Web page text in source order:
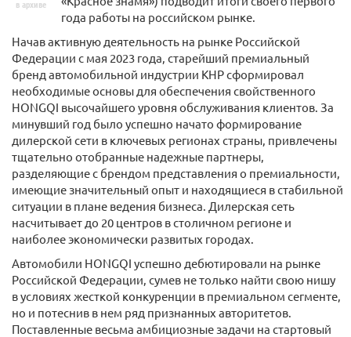
в архиве
года работы на российском рынке.
Начав активную деятельность на рынке Российской
Федерации с мая 2023 года, старейший премиальный
бренд автомобильной индустрии КНР сформировал
необходимые основы для обеспечения свойственного
HONGQI высочайшего уровня обслуживания клиентов. За
минувший год было успешно начато формирование
дилерской сети в ключевых регионах страны, привлечены
тщательно отобранные надежные партнеры,
разделяющие с брендом представления о премиальности,
имеющие значительный опыт и находящиеся в стабильной
ситуации в плане ведения бизнеса. Дилерская сеть
насчитывает до 20 центров в столичном регионе и
наиболее экономически развитых городах.
Автомобили HONGQI успешно дебютировали на рынке
Российской Федерации, сумев не только найти свою нишу
в условиях жесткой конкуренции в премиальном сегменте,
но и потеснив в нем ряд признанных авторитетов.
Поставленные весьма амбициозные задачи на стартовый